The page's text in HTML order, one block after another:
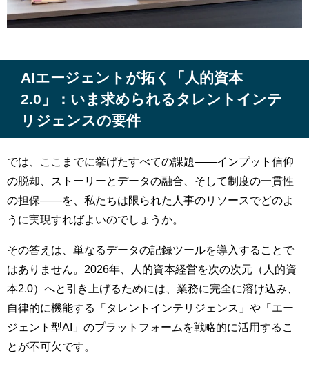
AIエージェントが拓く「人的資本
2.0」：いま求められるタレントインテ
リジェンスの要件
では、ここまでに挙げたすべての課題――インプット信仰
の脱却、ストーリーとデータの融合、そして制度の一貫性
の担保――を、私たちは限られた人事のリソースでどのよ
うに実現すればよいのでしょうか。
その答えは、単なるデータの記録ツールを導入することで
はありません。2026年、人的資本経営を次の次元（人的資
本2.0）へと引き上げるためには、業務に完全に溶け込み、
自律的に機能する「タレントインテリジェンス」や「エー
ジェント型AI」のプラットフォームを戦略的に活用するこ
とが不可欠です。